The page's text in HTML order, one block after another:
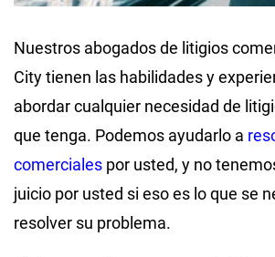
Nuestros abogados de litigios
City tienen las habilidades y
abordar cualquier necesidad de
que tenga. Podemos ayudarlo a
comerciales por usted, y no
juicio por usted si eso es lo que se
resolver su problema.